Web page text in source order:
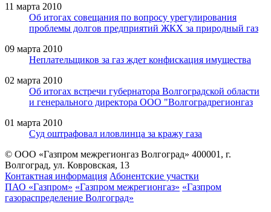
11 марта 2010
Об итогах совещания по вопросу урегулирования
проблемы долгов предприятий ЖКХ за природный газ
09 марта 2010
Неплательщиков за газ ждет конфискация имущества
02 марта 2010
Об итогах встречи губернатора Волгоградской области
и генерального директора ООО "Волгоградрегионгаз
01 марта 2010
Суд оштрафовал иловлинца за кражу газа
© ООО «Газпром межрегионгаз Волгоград» 400001, г.
Волгоград, ул. Ковровская, 13
Контактная информация Абонентские участки
ПАО «Газпром» «Газпром межрегионгаз» «Газпром
газораспределение Волгоград»